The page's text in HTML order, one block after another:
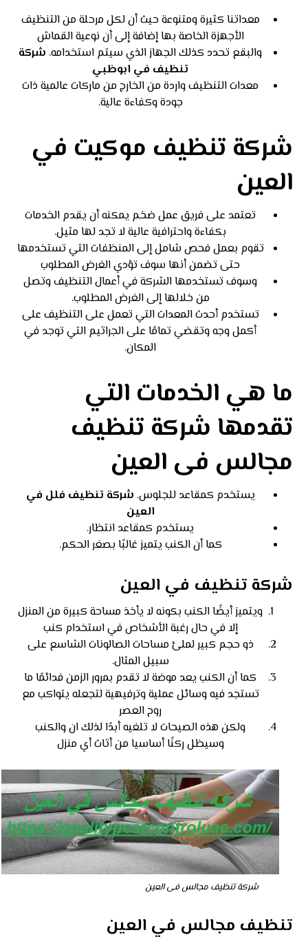
معداتنا كثيرة ومتنوعة حيث أن لكل مرحلة من التنظيف
الأجهزة الخاصة بها إضافة إلى أن نوعية القماش
والبقع تحدد كذلك الجهاز الذي سيتم استخدامه. شركة
تنظيف في ابوظبي
معدات التنظيف واردة من الخارج من ماركات عالمية ذات
جودة وكفاءة عالية.
شركة تنظيف موكيت في
العين
تعتمد على فريق عمل ضخم يمكنه أن يقدم الخدمات
بكفاءة واحترافية عالية لا تجد لها مثيل.
تقوم بعمل فحص شامل إلى المنظفات التي تستخدمها
حتى تضمن أنها سوف تؤدي الغرض المطلوب
وسوف تستخدمها الشركة في أعمال التنظيف وتصل
من خلالها إلى الغرض المطلوب.
تستخدم أحدث المعدات التي تعمل على التنظيف على
أكمل وجه وتقضي تمامًا على الجراثيم التي توجد في
المكان.
ما هي الخدمات التي
تقدمها شركة تنظيف
مجالس فى العين
يستخدم كمقاعد للجلوس. شركة تنظيف فلل في
العين
يستخدم كمقاعد انتظار.
كما أن الكنب يتميز غالبًا بصغر الحكم.
شركة تنظيف في العين
ويتميز أيضًا الكنب بكونه لا يأخذ مساحة كبيرة من المنزل
إلا في حال رغبة الأشخاص في استخدام كنب
ذو حجم كبير لملئ مساحات الصالونات الشاسع على
سبيل المثال.
كما أن الكنب يعد موضة لا تقدم بمرور الزمن فدائمًا ما
تستجد فيه وسائل عملية وترفيهية لتجعله يتواكب مع
روح العصر
ولكن هذه الصيحات لا تلغيه أبدًا لذلك ان والكنب
وسيظل ركنًا أساسيا من أثاث أي منزل
شركة تنظيف مجالس فى العين
تنظيف مجالس في العين